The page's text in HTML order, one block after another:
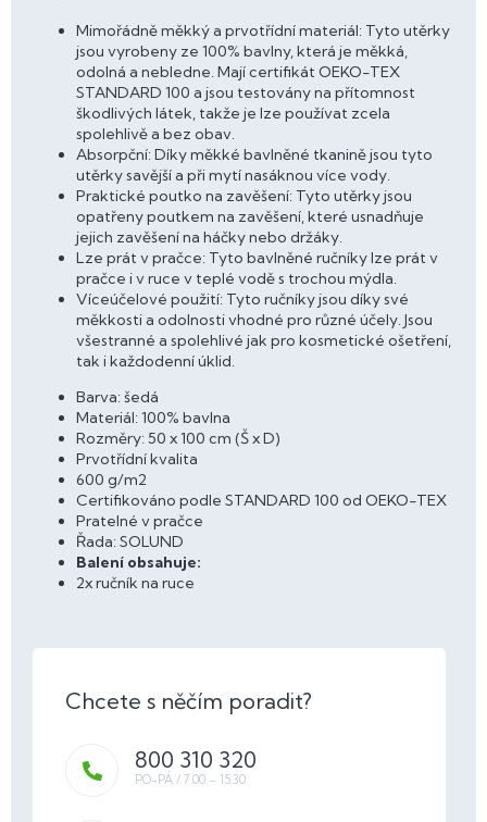
Mimořádně měkký a prvotřídní materiál: Tyto utěrky
jsou vyrobeny ze 100% bavlny, která je měkká,
odolná a nebledne. Mají certifikát OEKO-TEX
STANDARD 100 a jsou testovány na přítomnost
škodlivých látek, takže je lze používat zcela
spolehlivě a bez obav.
Absorpční: Díky měkké bavlněné tkanině jsou tyto
utěrky savější a při mytí nasáknou více vody.
Praktické poutko na zavěšení: Tyto utěrky jsou
opatřeny poutkem na zavěšení, které usnadňuje
jejich zavěšení na háčky nebo držáky.
Lze prát v pračce: Tyto bavlněné ručníky lze prát v
pračce i v ruce v teplé vodě s trochou mýdla.
Víceúčelové použití: Tyto ručníky jsou díky své
měkkosti a odolnosti vhodné pro různé účely. Jsou
všestranné a spolehlivé jak pro kosmetické ošetření,
tak i každodenní úklid.
Barva: šedá
Materiál: 100% bavlna
Rozměry: 50 x 100 cm (Š x D)
Prvotřídní kvalita
600 g/m2
Certifikováno podle STANDARD 100 od OEKO-TEX
Pratelné v pračce
Řada: SOLUND
Balení obsahuje:
2x ručník na ruce
800 310 320